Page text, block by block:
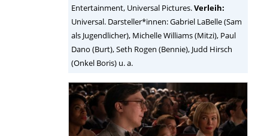
Entertainment, Universal Pictures.Verleih:
Universal. Darsteller*innen: Gabriel LaBelle (Sam
als Jugendlicher), Michelle Williams (Mitzi), Paul
Dano (Burt), Seth Rogen (Bennie), Judd Hirsch
(Onkel Boris) u. a.